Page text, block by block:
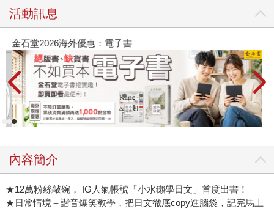
活動訊息
金石堂2026海外優惠：電子書
內容簡介
★12萬粉絲敲碗， IG人氣帳號「小水獺學日文」首度出書！
★日常情境＋諧音爆笑教學，把日文徹底copy進腦袋，記完馬上